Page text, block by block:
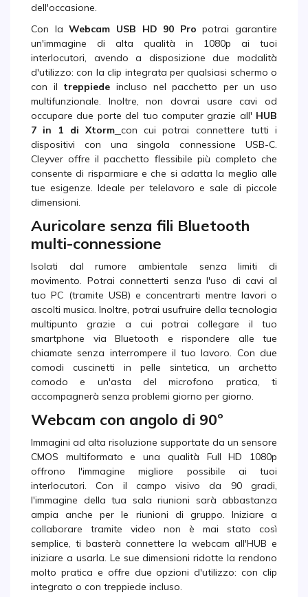
dell'occasione.
Con laWebcam USB HD 90 Pro potrai garantire
un'immagine di alta qualità in 1080p ai tuoi
interlocutori, avendo a disposizione due modalità
d'utilizzo: con la clip integrata per qualsiasi schermo o
con il treppiede incluso nel pacchetto per un uso
multifunzionale. Inoltre, non dovrai usare cavi od
occupare due porte del tuo computer grazie all' HUB
7 in 1 di Xtorm con cui potrai connettere tutti i
dispositivi con una singola connessione USB-C.
Cleyver offre il pacchetto flessibile più completo che
consente di risparmiare e che si adatta la meglio alle
tue esigenze. Ideale per telelavoro e sale di piccole
dimensioni.
Auricolare senza fili Bluetooth
multi-connessione
Isolati dal rumore ambientale senza limiti di
movimento. Potrai connetterti senza l'uso di cavi al
tuo PC (tramite USB) e concentrarti mentre lavori o
ascolti musica. Inoltre, potrai usufruire della tecnologia
multipunto grazie a cui potrai collegare il tuo
smartphone via Bluetooth e rispondere alle tue
chiamate senza interrompere il tuo lavoro. Con due
comodi cuscinetti in pelle sintetica, un archetto
comodo e un'asta del microfono pratica, ti
accompagnerà senza problemi giorno per giorno.
Webcam con angolo di 90º
Immagini ad alta risoluzione supportate da un sensore
CMOS multiformato e una qualità Full HD 1080p
offrono l'immagine migliore possibile ai tuoi
interlocutori. Con il campo visivo da 90 gradi,
l'immagine della tua sala riunioni sarà abbastanza
ampia anche per le riunioni di gruppo. Iniziare a
collaborare tramite video non è mai stato così
semplice, ti basterà connettere la webcam all'HUB e
iniziare a usarla. Le sue dimensioni ridotte la rendono
molto pratica e offre due opzioni d'utilizzo: con clip
integrato o con treppiede incluso.